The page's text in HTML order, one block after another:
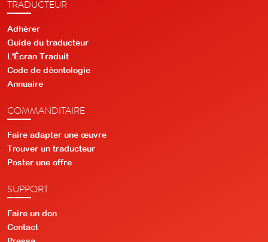
TRADUCTEUR
Adhérer
Guide du traducteur
L'Écran Traduit
Code de déontologie
Annuaire
COMMANDITAIRE
Faire adapter une œuvre
Trouver un traducteur
Poster une offre
SUPPORT
Faire un don
Contact